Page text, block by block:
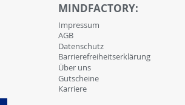
MINDFACTORY:
Impressum
AGB
Datenschutz
Barrierefreiheitserklärung
Über uns
Gutscheine
Karriere